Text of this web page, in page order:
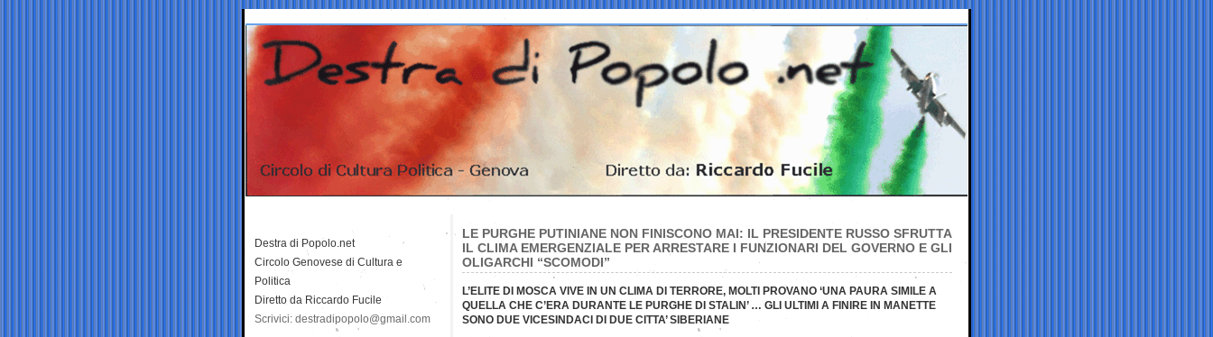
LE PURGHE PUTINIANE NON FINISCONO MAI: IL PRESIDENTE RUSSO SFRUTTA
IL CLIMA EMERGENZIALE PER ARRESTARE I FUNZIONARI DEL GOVERNO E GLI
OLIGARCHI “SCOMODI”
L’ELITE DI MOSCA VIVE IN UN CLIMA DI TERRORE, MOLTI PROVANO ‘UNA PAURA SIMILE A
QUELLA CHE C’ERA DURANTE LE PURGHE DI STALIN’ … GLI ULTIMI A FINIRE IN MANETTE
SONO DUE VICESINDACI DI DUE CITTA’ SIBERIANE
Destra di Popolo.net
Circolo Genovese di Cultura e
Politica
Diretto da Riccardo Fucile
Scrivici: destradipopolo@gmail.com